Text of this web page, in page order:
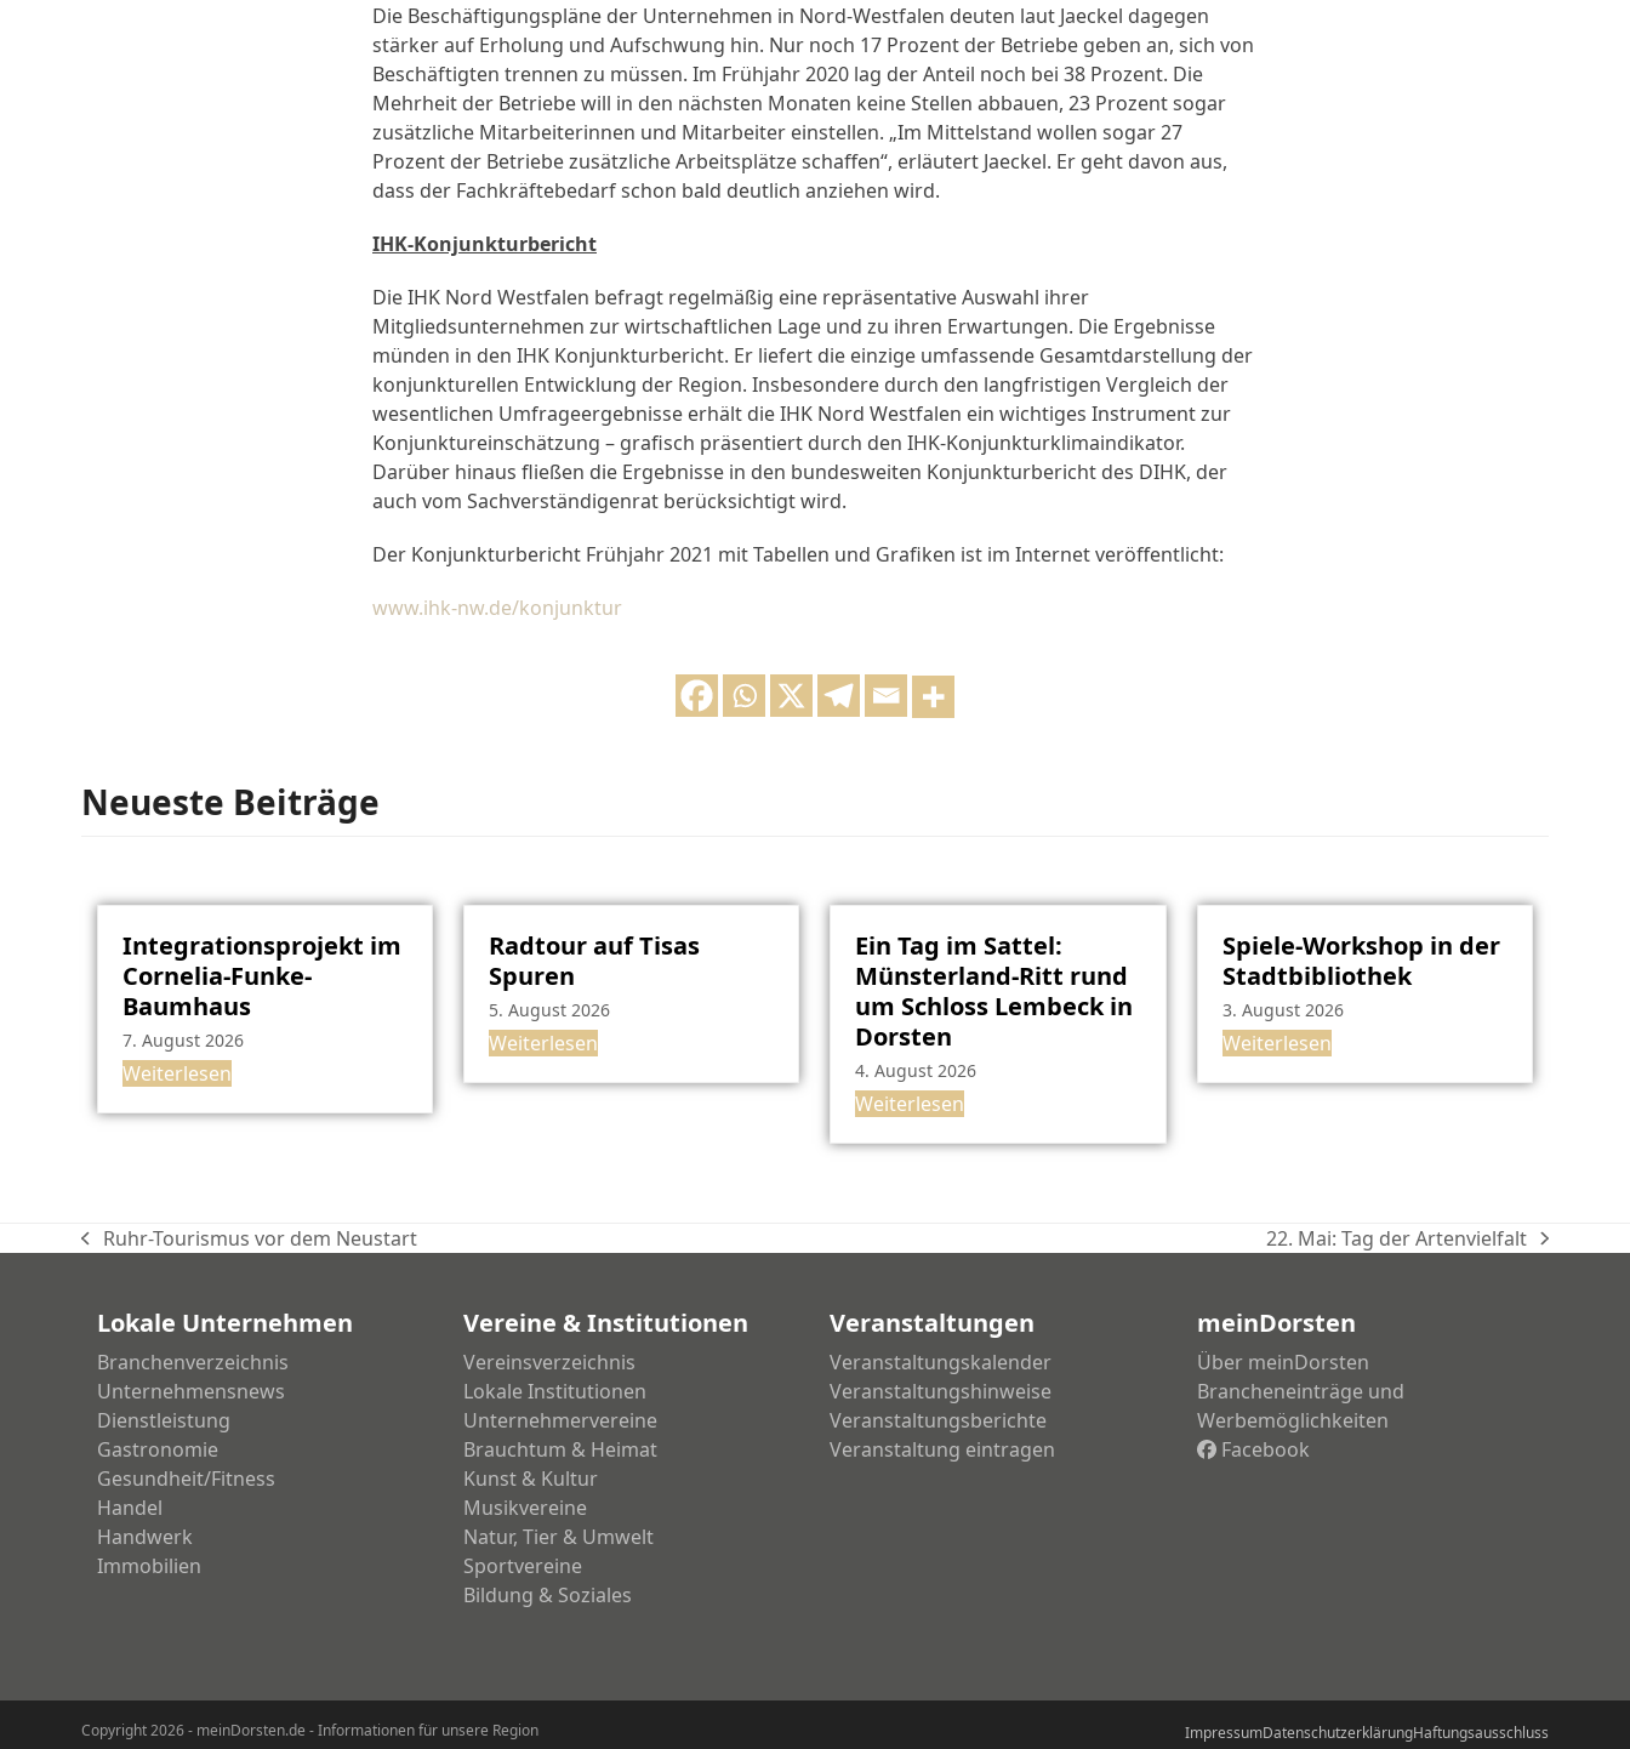
Die Beschäftigungspläne der Unternehmen in Nord-Westfalen deuten laut Jaeckel dagegen
stärker auf Erholung und Aufschwung hin. Nur noch 17 Prozent der Betriebe geben an, sich von
Beschäftigten trennen zu müssen. Im Frühjahr 2020 lag der Anteil noch bei 38 Prozent. Die
Mehrheit der Betriebe will in den nächsten Monaten keine Stellen abbauen, 23 Prozent sogar
zusätzliche Mitarbeiterinnen und Mitarbeiter einstellen. „Im Mittelstand wollen sogar 27
Prozent der Betriebe zusätzliche Arbeitsplätze schaffen“, erläutert Jaeckel. Er geht davon aus,
dass der Fachkräftebedarf schon bald deutlich anziehen wird.
IHK-Konjunkturbericht
Die IHK Nord Westfalen befragt regelmäßig eine repräsentative Auswahl ihrer
Mitgliedsunternehmen zur wirtschaftlichen Lage und zu ihren Erwartungen. Die Ergebnisse
münden in den IHK Konjunkturbericht. Er liefert die einzige umfassende Gesamtdarstellung der
konjunkturellen Entwicklung der Region. Insbesondere durch den langfristigen Vergleich der
wesentlichen Umfrageergebnisse erhält die IHK Nord Westfalen ein wichtiges Instrument zur
Konjunktureinschätzung – grafisch präsentiert durch den IHK-Konjunkturklimaindikator.
Darüber hinaus fließen die Ergebnisse in den bundesweiten Konjunkturbericht des DIHK, der
auch vom Sachverständigenrat berücksichtigt wird.
Der Konjunkturbericht Frühjahr 2021 mit Tabellen und Grafiken ist im Internet veröffentlicht:
www.ihk-nw.de/konjunktur
Neueste Beiträge
Integrationsprojekt im
Cornelia-Funke-
Baumhaus
7. August 2026
Weiterlesen
Radtour auf Tisas
Spuren
5. August 2026
Weiterlesen
Ein Tag im Sattel:
Münsterland-Ritt rund
um Schloss Lembeck in
Dorsten
4. August 2026
Weiterlesen
Spiele-Workshop in der
Stadtbibliothek
3. August 2026
Weiterlesen
vorheriger
Ruhr-Tourismus vor dem Neustart
Nächster
22. Mai: Tag der Artenvielfalt
Lokale Unternehmen
Branchenverzeichnis
Unternehmensnews
Dienstleistung
Gastronomie
Gesundheit/Fitness
Handel
Handwerk
Immobilien
Vereine & Institutionen
Vereinsverzeichnis
Lokale Institutionen
Unternehmervereine
Brauchtum & Heimat
Kunst & Kultur
Musikvereine
Natur, Tier & Umwelt
Sportvereine
Bildung & Soziales
Veranstaltungen
Veranstaltungskalender
Veranstaltungshinweise
Veranstaltungsberichte
Veranstaltung eintragen
meinDorsten
Über meinDorsten
Brancheneinträge und
Werbemöglichkeiten
Facebook
Copyright 2026 - meinDorsten.de - Informationen für unsere Region ImpressumDatenschutzerklärungHaftungsausschluss